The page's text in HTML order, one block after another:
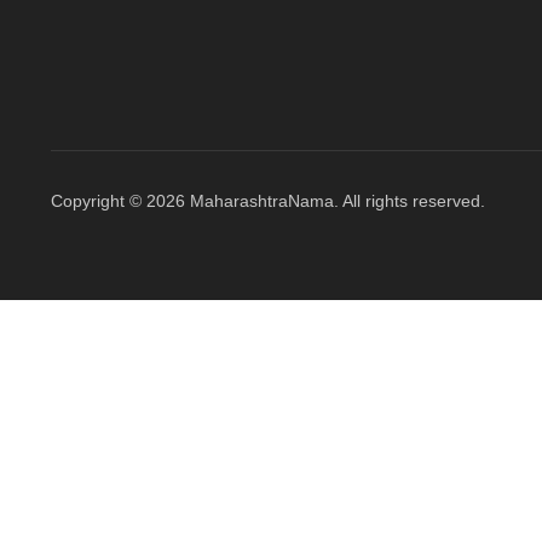
Copyright © 2026 MaharashtraNama. All rights reserved.